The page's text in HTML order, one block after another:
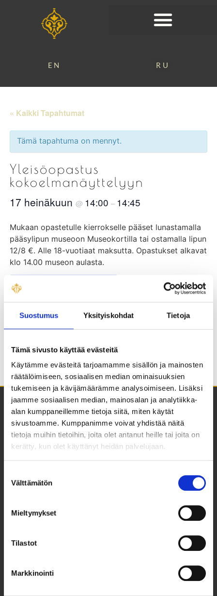
Suostumus Yksityiskohdat Tietoja
Tämä sivusto käyttää evästeitä
Käytämme evästeitä tarjoamamme sisällön ja mainosten
räätälöimiseen, sosiaalisen median ominaisuuksien
tukemiseen ja kävijämäärämme analysoimiseen. Lisäksi
jaamme sosiaalisen median, mainosalan ja analytiikka-
alan kumppaneillemme tietoja siitä, miten käytät
sivustoamme. Kumppanimme voivat yhdistää näitä
tietoja muihin tietoihin, joita olet antanut heille tai joita on
kerätty, kun olet käyttänyt heidän palvelujaan.
valinta
Välttämätön
Mieltymykset
Tilastot
Markkinointi
EN RU
« Kaikki Tapahtumat
Tämä tapahtuma on mennyt.
Yleisöopastus
kokoelmanäyttelyyn
17 heinäkuun @ 14:00 – 14:45
Mukaan opastetulle kierrokselle pääset lunastamalla
pääsylipun museoon Museokortilla tai ostamalla lipun
12/8 €. Alle 18-vuotiaat maksutta. Opastukset alkavat
klo 14.00 museon aulasta.
Kesän yleisöopastukset
Tapahtuma
navigointiMuseo aukeaa jälleen
Yleisöopastus
ti – pe klo 10-17, la – su klo 11-15